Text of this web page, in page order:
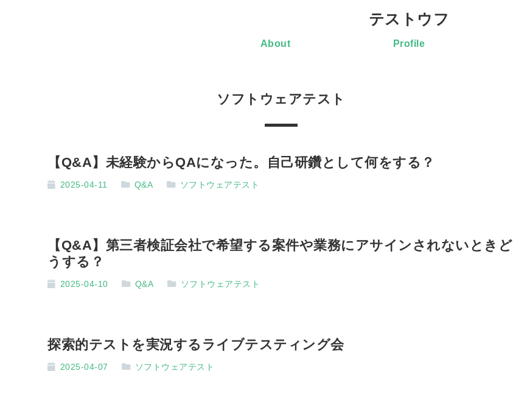
テストウフ
About Profile
ソフトウェアテスト
【Q&A】未経験からQAになった。自己研鑽として何をする？
2025-04-11 Q&A ソフトウェアテスト
【Q&A】第三者検証会社で希望する案件や業務にアサインされないときど
うする？
2025-04-10 Q&A ソフトウェアテスト
探索的テストを実況するライブテスティング会
2025-04-07 ソフトウェアテスト